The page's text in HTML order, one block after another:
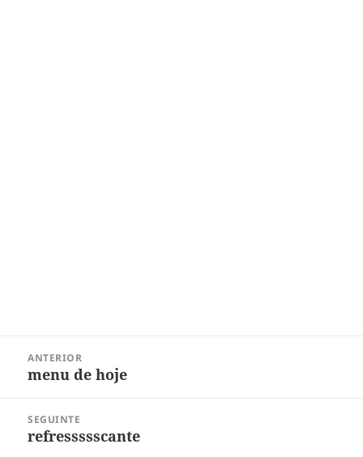
ANTERIOR
Post
menu de hoje
SEGUINTE
Próximo
refressssscante